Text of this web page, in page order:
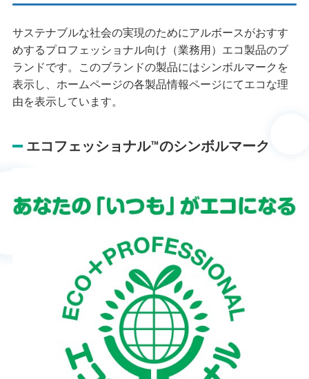
サステナブルな社会の実現のためにアルボースがおすす
めするプロフェッショナル向け（業務用）エコ製品のブ
ランドです。このブランドの製品にはシンボルマークを
表示し、ホームページの各製品情報ページにてエコな理
由を表示しています。
エコフェッショナル™のシンボルマーク